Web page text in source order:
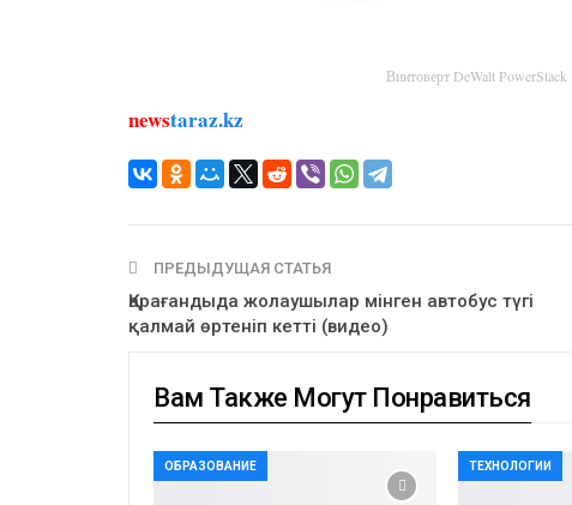
Винтоверт DeWalt
newstaraz.kz
ПРЕДЫДУЩАЯ СТАТЬЯ
Қарағандыда жолаушылар мінген автобус түгі
қалмай өртеніп кетті (видео)
Вам Также Могут Понравиться
ОБРАЗОВАНИЕ ТЕХНОЛОГИИ